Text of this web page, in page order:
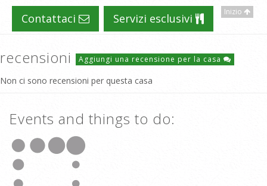
Inizio
Contattaci Servizi esclusivi
recensioni Aggiungi una recensione per la casa
Non ci sono recensioni per questa casa
Events and things to do: